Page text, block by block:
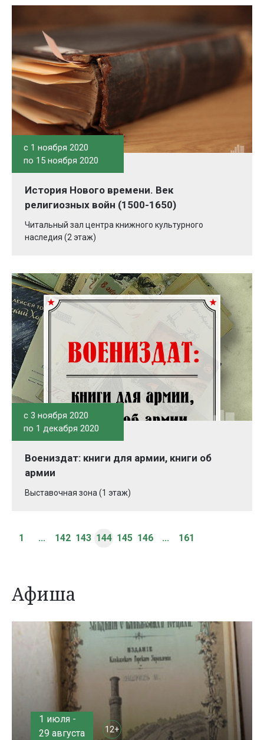
c 1 ноября 2020
по 15 ноября 2020
История Нового времени. Век
религиозных войн (1500-1650)
Читальный зал центра книжного культурного
наследия (2 этаж)
c 3 ноября 2020
по 1 декабря 2020
Воениздат: книги для армии, книги об
армии
Выставочная зона (1 этаж)
1 ... 142 143 144 145 146 ... 161
Афиша
1 июля -
29 августа
12+